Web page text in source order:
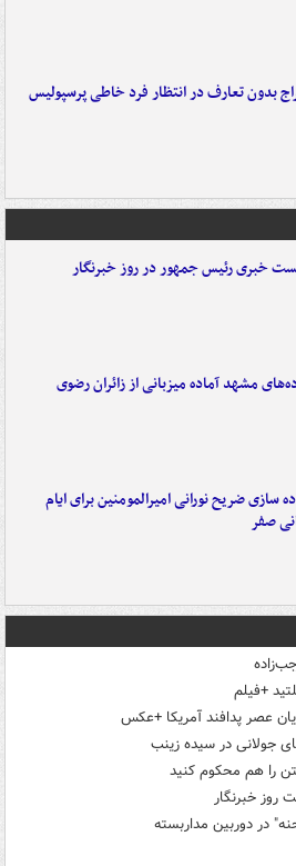
بدون تعارف در انتظار فرد خاطی پرسپولیس
خبری رئیس جمهور در روز خبرنگار
مشهد آماده میزبانی از زائران رضوی
سازی ضریح نورانی امیرالمومنین برای ایام
صفر
+فیلم
جولانی در سیده زینب
را هم محکوم کنید
روز خبرنگار